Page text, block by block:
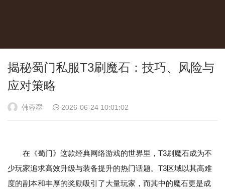
揭秘蜀门私服T3刷魔石：技巧、风险与
应对策略
韩蓉翠 2026-06-24 10:01:02
在《蜀门》这款经典网络游戏的世界里，T3刷魔石成为不
少玩家追求高效升级与装备提升的热门话题。T3区域以其高难
度的副本和丰厚的奖励吸引了大量玩家，而其中的魔石更是成